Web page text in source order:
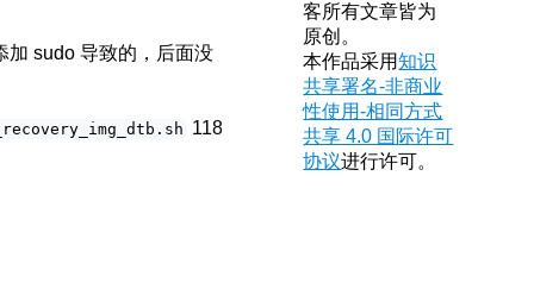
sudo 导致的，后面没
118
客所有文章皆为
原创。
本作品采用知识
共享署名-非商业
性使用-相同方式
共享 4.0 国际许可
协议进行许可。